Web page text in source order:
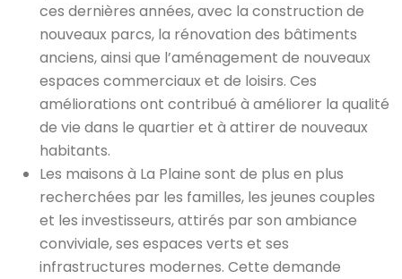
ces dernières années, avec la construction de
nouveaux parcs, la rénovation des bâtiments
anciens, ainsi que l’aménagement de nouveaux
espaces commerciaux et de loisirs. Ces
améliorations ont contribué à améliorer la qualité
de vie dans le quartier et à attirer de nouveaux
habitants.
Les maisons à La Plaine sont de plus en plus
recherchées par les familles, les jeunes couples
et les investisseurs, attirés par son ambiance
conviviale, ses espaces verts et ses
infrastructures modernes. Cette demande